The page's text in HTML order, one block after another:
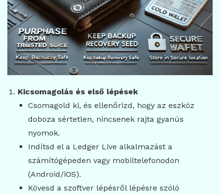
Kicsomagolás és első lépések
Csomagold ki, és ellenőrizd, hogy az eszköz
doboza sértetlen, nincsenek rajta gyanús
nyomok.
Indítsd el a Ledger Live alkalmazást a
számítógépeden vagy mobiltelefonodon
(Android/iOS).
Kövesd a szoftver lépésről lépésre szóló